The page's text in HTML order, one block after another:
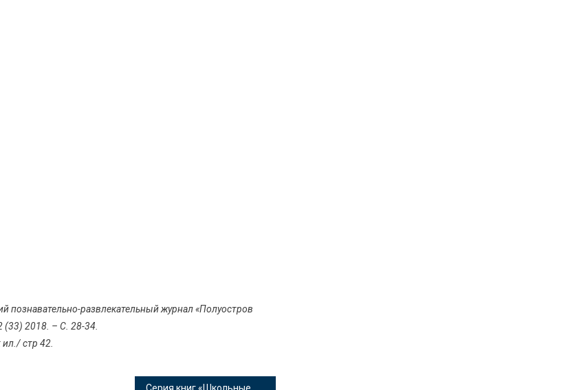
познавательно-развлекательный журнал «Полуостров
(33) 2018. – С. 28-34.
стр 42.